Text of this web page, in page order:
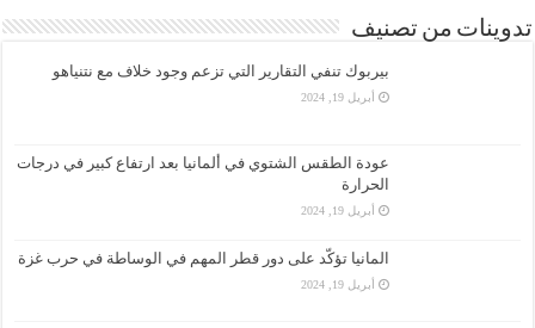
تدوينات من تصنيف
بيربوك تنفي التقارير التي تزعم وجود خلاف مع نتنياهو
أبريل 19, 2024
عودة الطقس الشتوي في ألمانيا بعد ارتفاع كبير في درجات
الحرارة
أبريل 19, 2024
المانيا تؤكّد على دور قطر المهم في الوساطة في حرب غزة
أبريل 19, 2024